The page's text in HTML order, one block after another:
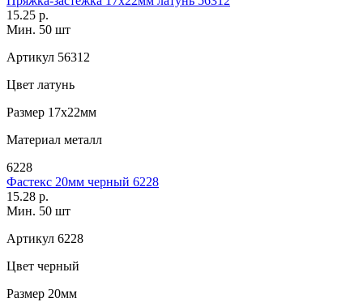
15.25 р.
Мин. 50 шт
Артикул 56312
Цвет латунь
Размер 17х22мм
Материал металл
6228
Фастекс 20мм черный 6228
15.28 р.
Мин. 50 шт
Артикул 6228
Цвет черный
Размер 20мм